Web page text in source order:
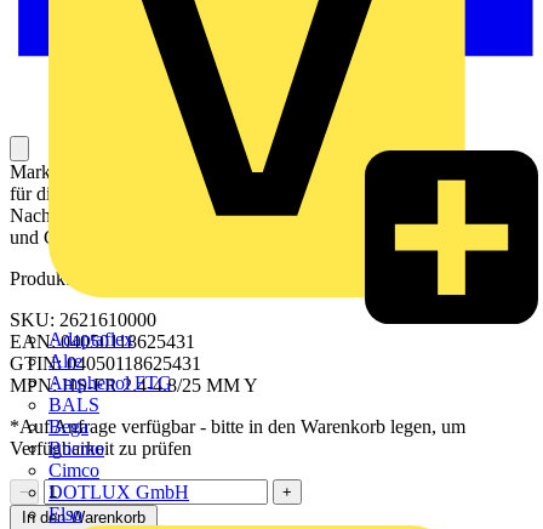
Adaptaflex
Alre
Amphenol FTG
BALS
Bega
Bticino
Cimco
DOTLUX GmbH
Elso
Markierer für Leiter und Kabel sind Kennzeichnungselemente, die
für die eindeutige Kennzeichnung, Organisation und
Nachverfolgbarkeit von elektrischen Leitern und Kabeln in Anlagen
und Geräten verwendet werden.
Produktkennzeichen
SKU: 2621610000
EAN: 04050118625431
GTIN: 04050118625431
MPN: HS-FR 2.4-4.8/25 MM Y
*Auf Anfrage verfügbar - bitte in den Warenkorb legen, um
Verfügbarkeit zu prüfen
−
+
In den Warenkorb